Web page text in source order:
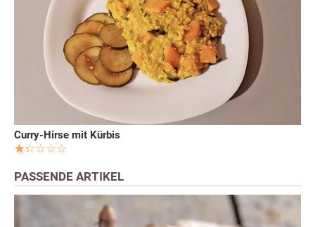
Curry-Hirse mit Kürbis
PASSENDE ARTIKEL